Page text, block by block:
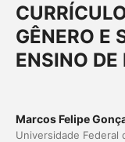
GÊNERO E
ENSINO
Marcos Felipe
Universidade Federal